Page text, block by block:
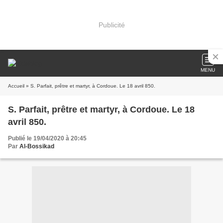
Publicité
MENU
Accueil » S. Parfait, prêtre et martyr, à Cordoue. Le 18 avril 850.
S. Parfait, prêtre et martyr, à Cordoue. Le 18
avril 850.
Publié le 19/04/2020 à 20:45
Par Al-Bossikad